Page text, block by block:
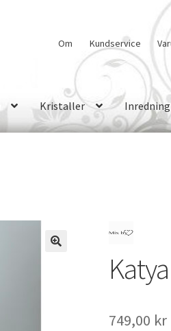
Om Kundservice
Kristaller Inredning
749,00 kr